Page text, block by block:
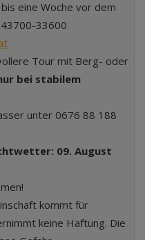
eine Woche vor dem
33600
Tour mit Berg- oder
bei stabilem
unter 0676 88 188
09. August
kommt für
keine Haftung. Die